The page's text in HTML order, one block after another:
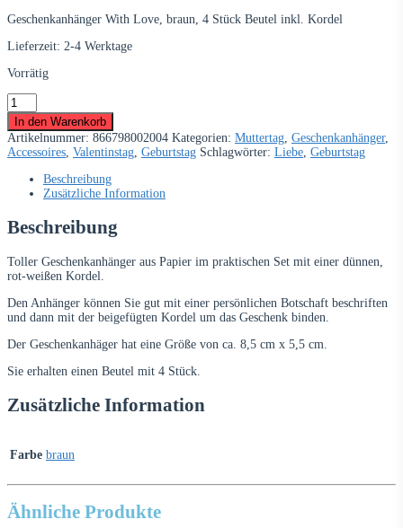
Geschenkanhänger With Love, braun, 4 Stück Beutel inkl. Kordel
Lieferzeit: 2-4 Werktage
Vorrätig
Geschenkanhänger
With
Love,
rot,
4
Beutel
Menge
In den Warenkorb
Artikelnummer: 866798002004 Kategorien: Muttertag Geschenkanhänger,
Accessoires Valentinstag Geburtstag Schlagwörter: Liebe Geburtstag
Beschreibung
Zusätzliche Information
Beschreibung
Toller Geschenkanhänger aus Papier im praktischen Set mit einer dünnen,
rot-weißen Kordel.
Den Anhänger können Sie gut mit einer persönlichen Botschaft beschriften
und dann mit der beigefügten Kordel um das Geschenk binden.
Der Geschenkanhäger hat eine Größe von ca. 8,5 cm x 5,5 cm.
Sie erhalten einen Beutel mit 4 Stück.
Zusätzliche Information
Farbe braun
Ähnliche Produkte